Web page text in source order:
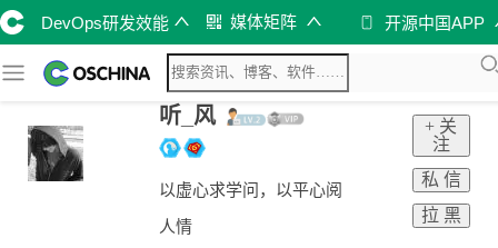
DevOps研发效能 媒体矩阵 开源中国APP
听_风
以虚心求学问，以平心阅
人情
+ 关
注
私 信
拉 黑